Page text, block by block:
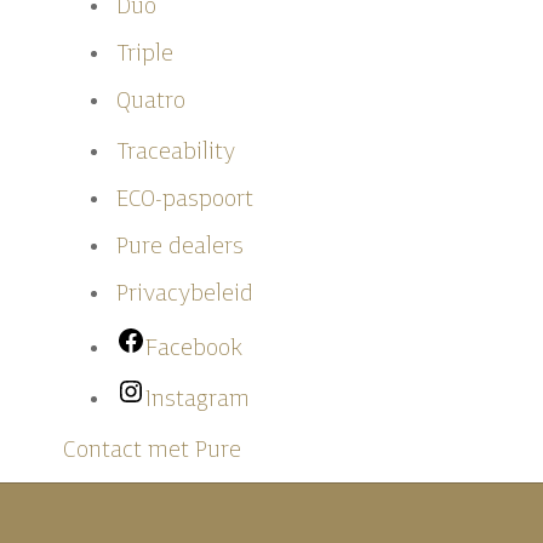
Duo
Triple
Quatro
Traceability
ECO-paspoort
Pure dealers
Privacybeleid
Facebook
Instagram
Contact met Pure